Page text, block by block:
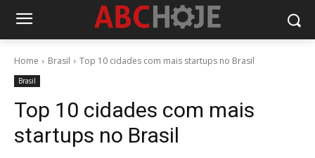
Home Brasil Top 10 cidades com mais startups no Brasil
Brasil
Top 10 cidades com mais
startups no Brasil